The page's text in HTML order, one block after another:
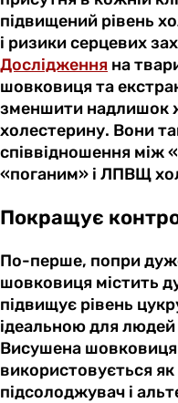
підвищений рівень
і ризики серцевих
Дослідження на
шовковиця та
зменшити надлишок
холестерину. Вони
співвідношення
«поганим» і ЛПВЩ
Покращує
По-перше, попри
шовковиця містить
підвищує рівень
ідеальною для людей
Висушена шовковиця
використовується
підсолоджувач і